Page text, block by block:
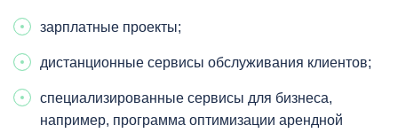
зарплатные проекты;
дистанционные сервисы обслуживания клиентов;
специализированные сервисы для бизнеса,
например, программа оптимизации арендной